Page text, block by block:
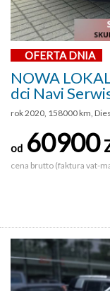
OFERTA DNIA
NOWA
dci Navi
rok 2020, 158000 km,
od 60900
cena brutto (faktura vat-